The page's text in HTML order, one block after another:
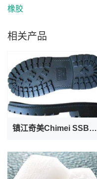
橡胶
相关产品
镇江奇美Chimei SSBR PR-3285溶聚丁苯橡胶